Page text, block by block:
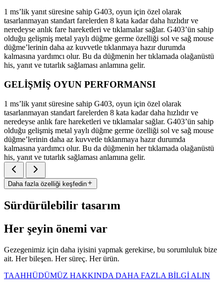
1 ms’lik yanıt süresine sahip G403, oyun için özel olarak
tasarlanmayan standart farelerden 8 kata kadar daha hızlıdır ve
neredeyse anlık fare hareketleri ve tıklamalar sağlar. G403’ün sahip
olduğu gelişmiş metal yaylı düğme germe özelliği sol ve sağ mouse
düğme’lerinin daha az kuvvetle tıklanmaya hazır durumda
kalmasına yardımcı olur. Bu da düğmenin her tıklamada olağanüstü
his, yanıt ve tutarlık sağlaması anlamına gelir.
GELİŞMİŞ OYUN PERFORMANSI
1 ms’lik yanıt süresine sahip G403, oyun için özel olarak
tasarlanmayan standart farelerden 8 kata kadar daha hızlıdır ve
neredeyse anlık fare hareketleri ve tıklamalar sağlar. G403’ün sahip
olduğu gelişmiş metal yaylı düğme germe özelliği sol ve sağ mouse
düğme’lerinin daha az kuvvetle tıklanmaya hazır durumda
kalmasına yardımcı olur. Bu da düğmenin her tıklamada olağanüstü
his, yanıt ve tutarlık sağlaması anlamına gelir.
Daha fazla özelliği keşfedin
Sürdürülebilir tasarım
Her şeyin önemi var
Gezegenimiz için daha iyisini yapmak gerekirse, bu sorumluluk bize
ait. Her bileşen. Her süreç. Her ürün.
TAAHHÜDÜMÜZ HAKKINDA DAHA FAZLA BİLGİ ALIN